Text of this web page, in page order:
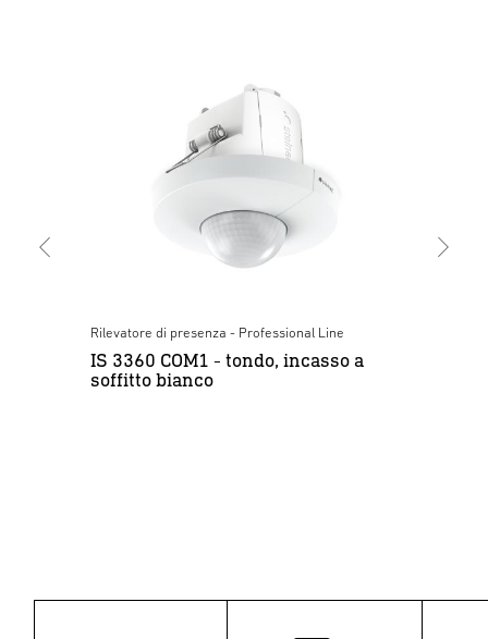
Rilevatore di presenza - Professional Line
IS 3360 COM1 - tondo, incasso a
soffitto bianco